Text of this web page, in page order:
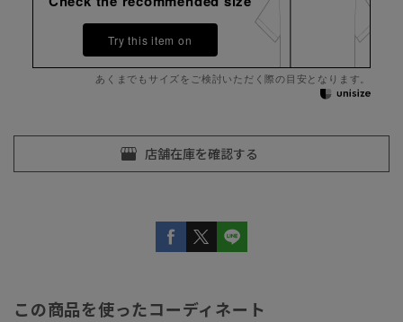
Try this item on
あくまでもサイズをご検討いただく際の目安となります。
この商品を使ったコーディネート